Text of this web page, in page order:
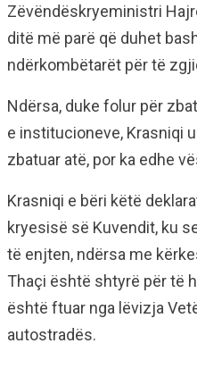
Zëvëndëskryeministri
ditë më parë që duhet
ndërkombëtarët për të
Ndërsa, duke folur për
e institucioneve, Krasniqi
zbatuar atë, por ka edhe
Krasniqi e bëri këtë
kryesisë së Kuvendit, ku
të enjten, ndërsa me
Thaçi është shtyrë për të
është ftuar nga lëvizja
autostradës.